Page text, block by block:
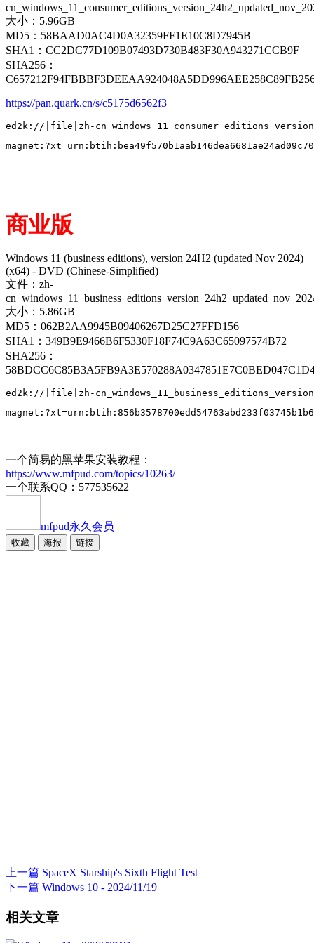
大小：5.96GB
MD5：58BAAD0AC4D0A32359FF1E10C8D7945B
SHA1：CC2DC77D109B07493D730B483F30A943271CCB9F
SHA256：
https://pan.quark.cn/s/c5175d6562f3
商业版
Windows 11 (business editions), version 24H2 (updated Nov 2024)
(x64) - DVD (Chinese-Simplified)
文件：zh-
大小：5.86GB
MD5：062B2AA9945B09406267D25C27FFD156
SHA1：349B9E9466B6F5330F18F74C9A63C65097574B72
SHA256：
一个简易的黑苹果安装教程：
https://www.mfpud.com/topics/10263/
一个联系QQ：577535622
mfpud永久会员
收藏 海报 链接
上一篇 SpaceX Starship's Sixth Flight Test
下一篇 Windows 10 - 2024/11/19
相关文章